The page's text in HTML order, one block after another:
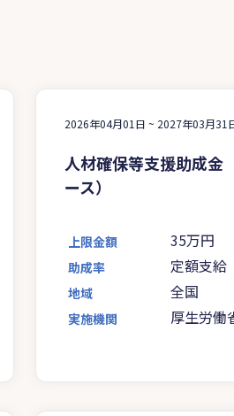
2026年04月01日 ~ 2027年03月31
人材確保等支援助成金
ース）
上限金額 35万円
助成率 定額支給
地域 全国
実施機関 厚生労働